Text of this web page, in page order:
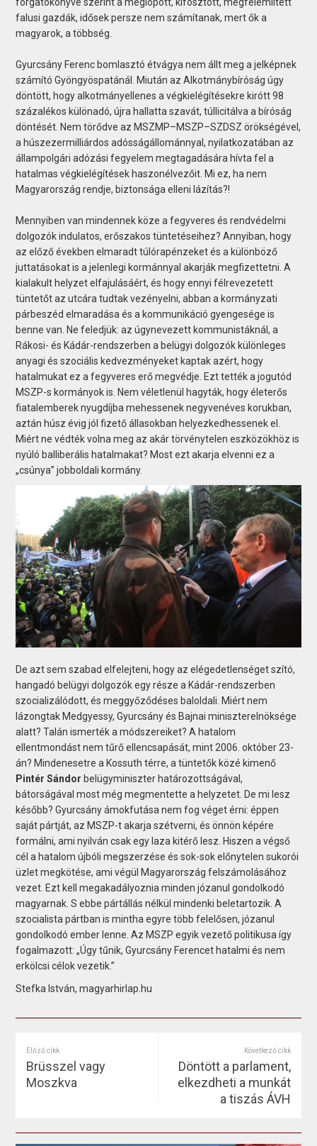
falusi gazdák, idősek persze nem számítanak, mert ők a
magyarok, a többség.
Gyurcsány Ferenc bomlasztó étvágya nem állt meg a jelképnek
számító Gyöngyöspatánál. Miután az Alkotmánybíróság úgy
döntött, hogy alkotmányellenes a végkielégítésekre kirótt 98
százalékos különadó, újra hallatta szavát, túllicitálva a bíróság
döntését. Nem törődve az MSZMP–MSZP–SZDSZ örökségével,
a húszezermilliárdos adósságállománnyal, nyilatkozatában az
állampolgári adózási fegyelem megtagadására hívta fel a
hatalmas végkielégítések haszonélvezőit. Mi ez, ha nem
Magyarország rendje, biztonsága elleni lázítás?!
Mennyiben van mindennek köze a fegyveres és rendvédelmi
dolgozók indulatos, erőszakos tüntetéseihez? Annyiban, hogy
az előző években elmaradt túlórapénzeket és a különböző
juttatásokat is a jelenlegi kormánnyal akarják megfizettetni. A
kialakult helyzet elfajulásáért, és hogy ennyi félrevezetett
tüntetőt az utcára tudtak vezényelni, abban a kormányzati
párbeszéd elmaradása és a kommunikáció gyengesége is
benne van. Ne feledjük: az úgynevezett kommunistáknál, a
Rákosi- és Kádár-rendszerben a belügyi dolgozók különleges
anyagi és szociális kedvezményeket kaptak azért, hogy
hatalmukat ez a fegyveres erő megvédje. Ezt tették a jogutód
MSZP-s kormányok is. Nem véletlenül hagyták, hogy életerős
fiatalemberek nyugdíjba mehessenek negyvenéves korukban,
aztán húsz évig jól fizető állasokban helyezkedhessenek el.
Miért ne védték volna meg az akár törvénytelen eszközökhöz is
nyúló balliberális hatalmakat? Most ezt akarja elvenni ez a
„csúnya” jobboldali kormány.
De azt sem szabad elfelejteni, hogy az elégedetlenséget szító,
hang­adó belügyi dolgozók egy része a Kádár-rendszerben
szocializálódott, és meggyőződéses baloldali. Miért nem
lázongtak Medgyessy, Gyurcsány és Bajnai miniszterelnöksége
alatt? Talán ismerték a módszereiket? A hatalom
ellentmondást nem tűrő ellencsapását, mint 2006. október 23-
án? Mindenesetre a Kossuth térre, a tüntetők közé kimenő
Pintér Sándor belügyminiszter határozottságával,
bátorságával most még megmentette a helyzetet. De mi lesz
később? Gyurcsány ámokfutása nem fog véget érni: éppen
saját pártját, az MSZP-t akarja szétverni, és önnön képére
formálni, ami nyilván csak egy laza kitérő lesz. Hiszen a végső
cél a hatalom újbóli megszerzése és sok-sok előnytelen sukorói
üzlet megkötése, ami végül Magyarország felszámolásához
vezet. Ezt kell megakadályoznia minden józanul gondolkodó
magyarnak. S ebbe pártállás nélkül mindenki beletartozik. A
szocialista pártban is mintha egyre több felelősen, józanul
gondolkodó ember lenne. Az MSZP egyik vezető politikusa így
fogalmazott: „Úgy tűnik, Gyurcsány Ferencet hatalmi és nem
erkölcsi célok vezetik.”
Stefka István, magyarhirlap.hu
Előző cikk
Brüsszel vagy
Moszkva
Következő cikk
Döntött a parlament,
elkezdheti a munkát
a tiszás ÁVH